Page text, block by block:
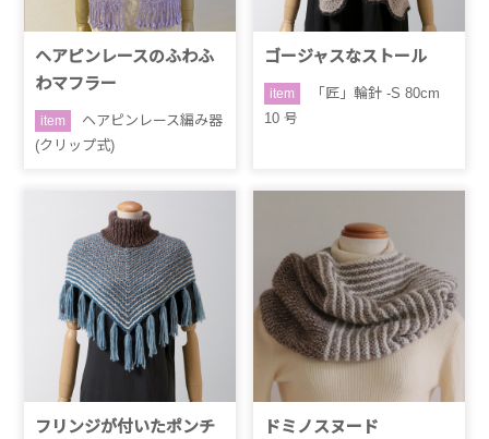
ヘアピンレースのふわふ
わマフラー
item
ヘアピンレース編み器
(クリップ式)
ゴージャスなストール
item
「匠」輪針 -S 80cm
10 号
フリンジが付いたポンチ
ドミノスヌード